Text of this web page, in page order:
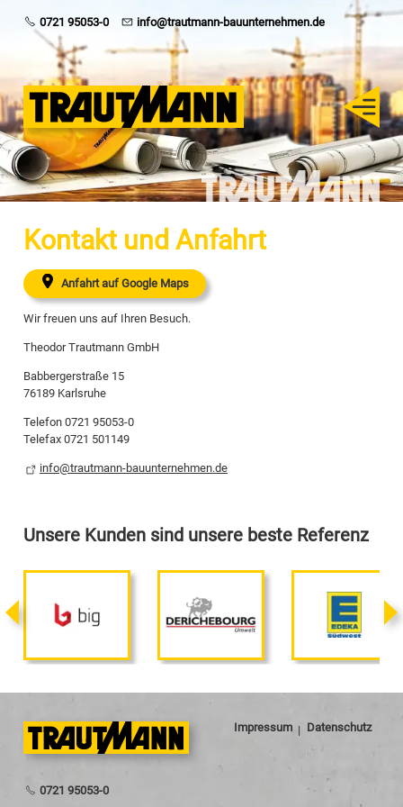
0721 95053-0 info@trautmann-bauunternehmen.de
Trautmann
Über uns
Geschichte
Mitgliedschaft und Links
Sponsoring, Werbung
Innovationen und Patente
Kontakt und Anfahrt
Anfahrt auf Google Maps
Wir freuen uns auf Ihren Besuch.
Theodor Trautmann GmbH
Babbergerstraße 15
76189 Karlsruhe
Telefon 0721 95053-0
Telefax 0721 501149
nf tr tm nn-b nt rn hm n d
Unsere Kunden sind unsere beste Referenz
0721 95053-0
Impressum Datenschutz